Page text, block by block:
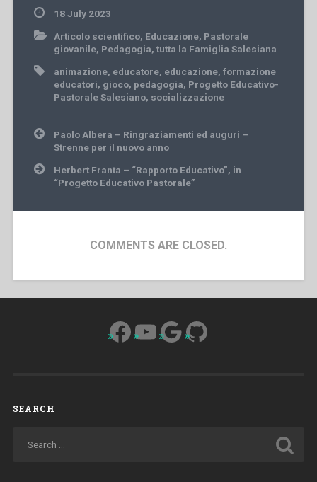
18 July 2023
Articolo scientifico, Educazione, Pastorale
giovanile, Pedagogia, tutta la Famiglia Salesiana
animazione, educatore, educazione, formazione
educatori, gioco, pedagogia, Progetto Educativo-
Pastorale Salesiano, socializzazione
Post
navigation
Paolo Albera – Ringraziamenti ed auguri –
Strenne per il nuovo anno
Herbert Franta – “Rapporto Educativo”, in
“Progetto Educativo Pastorale”
COMMENTS ARE CLOSED.
Facebook
YouTube
Google
GitHub
SEARCH